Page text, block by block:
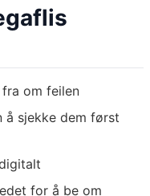
om feilen
å sjekke dem først
for å be om